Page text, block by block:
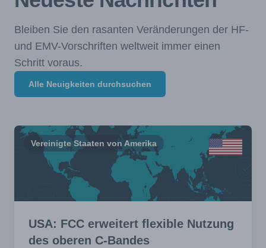
Bleiben Sie den rasanten Veränderungen der HF-
und EMV-Vorschriften weltweit immer einen
Schritt voraus.
Alle Neuigkeiten durchsuchen
Vereinigte Staaten von Amerika
USA: FCC erweitert flexible Nutzung
des oberen C-Bandes